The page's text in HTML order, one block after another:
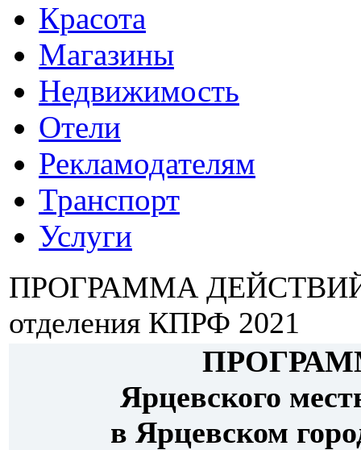
Красота
Магазины
Недвижимость
Отели
Рекламодателям
Транспорт
Услуги
ПРОГРАММА ДЕЙСТВИЙ
отделения КПРФ 2021
Ярцевского
в Ярцевском